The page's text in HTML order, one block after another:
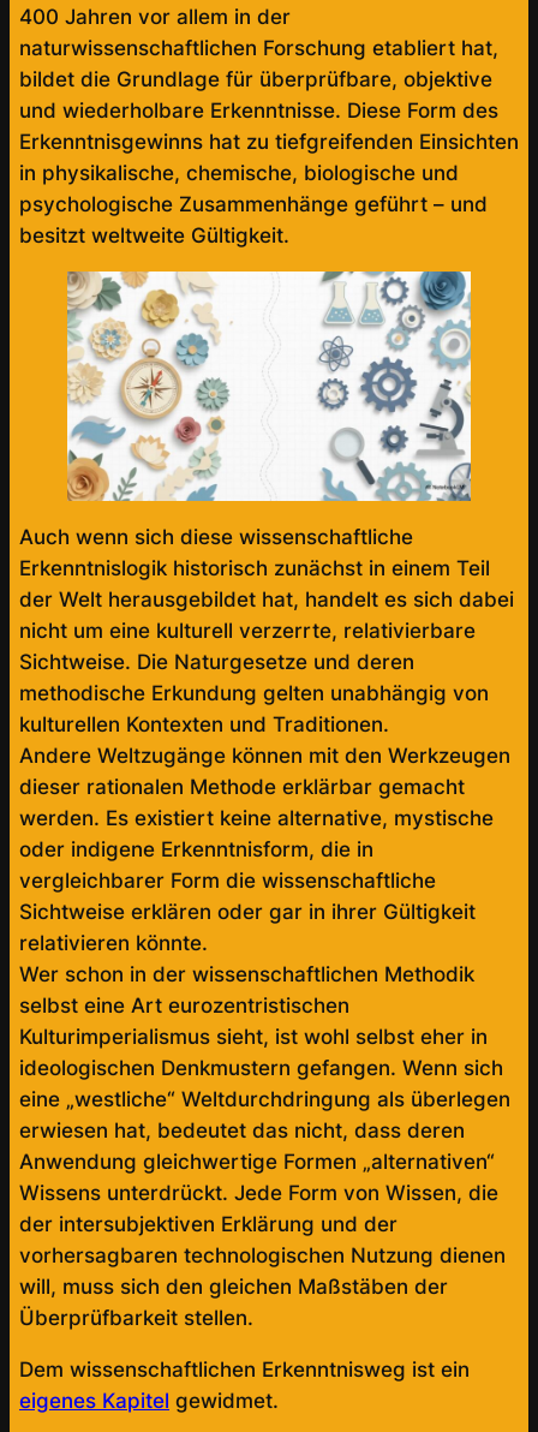
400 Jahren vor allem in der
naturwissenschaftlichen Forschung etabliert hat,
bildet die Grundlage für überprüfbare, objektive
und wiederholbare Erkenntnisse. Diese Form des
Erkenntnisgewinns hat zu tiefgreifenden Einsichten
in physikalische, chemische, biologische und
psychologische Zusammenhänge geführt – und
besitzt weltweite Gültigkeit.
Auch wenn sich diese wissenschaftliche
Erkenntnislogik historisch zunächst in einem Teil
der Welt herausgebildet hat, handelt es sich dabei
nicht um eine kulturell verzerrte, relativierbare
Sichtweise. Die Naturgesetze und deren
methodische Erkundung gelten unabhängig von
kulturellen Kontexten und Traditionen.
Andere Weltzugänge können mit den Werkzeugen
dieser rationalen Methode erklärbar gemacht
werden. Es existiert keine alternative, mystische
oder indigene Erkenntnisform, die in
vergleichbarer Form die wissenschaftliche
Sichtweise erklären oder gar in ihrer Gültigkeit
relativieren könnte.
Wer schon in der wissenschaftlichen Methodik
selbst eine Art eurozentristischen
Kulturimperialismus sieht, ist wohl selbst eher in
ideologischen Denkmustern gefangen. Wenn sich
eine „westliche“ Weltdurchdringung als überlegen
erwiesen hat, bedeutet das nicht, dass deren
Anwendung gleichwertige Formen „alternativen“
Wissens unterdrückt. Jede Form von Wissen, die
der intersubjektiven Erklärung und der
vorhersagbaren technologischen Nutzung dienen
will, muss sich den gleichen Maßstäben der
Überprüfbarkeit stellen.
Dem wissenschaftlichen Erkenntnisweg ist ein
eigenes Kapitel gewidmet.